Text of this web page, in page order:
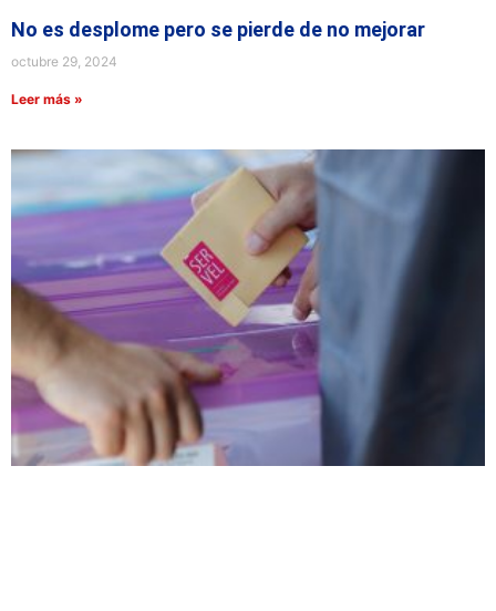
No es desplome pero se pierde de no mejorar
octubre 29, 2024
Leer más »